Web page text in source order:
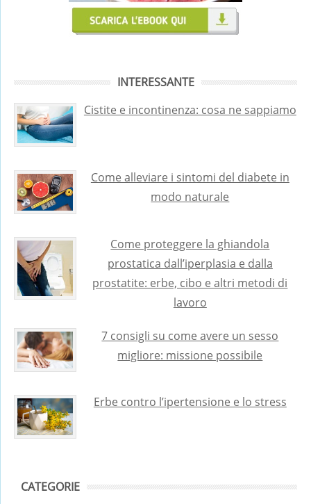
INTERESSANTE
Cistite e incontinenza: cosa ne sappiamo
Come alleviare i sintomi del diabete in
modo naturale
Come proteggere la ghiandola
prostatica dall’iperplasia e dalla
prostatite: erbe, cibo e altri metodi di
lavoro
7 consigli su come avere un sesso
migliore: missione possibile
Erbe contro l’ipertensione e lo stress
CATEGORIE